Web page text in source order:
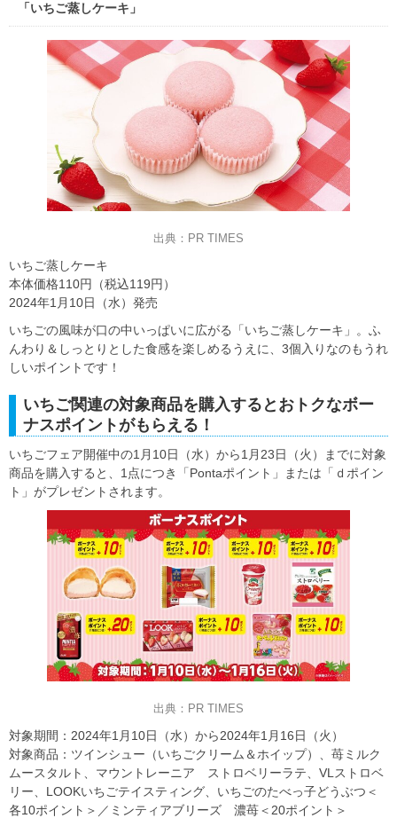
「いちご蒸しケーキ」
出典：PR TIMES
いちご蒸しケーキ
本体価格110円（税込119円）
2024年1月10日（水）発売
いちごの風味が口の中いっぱいに広がる「いちご蒸しケーキ」。ふ
んわり＆しっとりとした食感を楽しめるうえに、3個入りなのもうれ
しいポイントです！
いちご関連の対象商品を購入するとおトクなボー
ナスポイントがもらえる！
いちごフェア開催中の1月10日（水）から1月23日（火）までに対象
商品を購入すると、1点につき「Pontaポイント」または「ｄポイン
ト」がプレゼントされます。
出典：PR TIMES
対象期間：2024年1月10日（水）から2024年1月16日（火）
対象商品：ツインシュー（いちごクリーム＆ホイップ）、苺ミルク
ムースタルト、マウントレーニア ストロベリーラテ、VLストロベ
リー、LOOKいちごテイスティング、いちごのたべっ子どうぶつ＜
各10ポイント＞／ミンティアブリーズ 濃苺＜20ポイント＞